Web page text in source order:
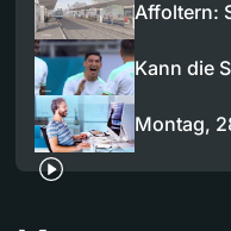
Affoltern:
Kann die
Montag,